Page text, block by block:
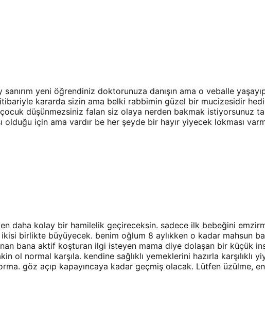
yeni öğrendiniz doktorunuza danışın ama o veballe
kararda sizin ama belki rabbimin güzel bir mucizesidir
düşünmezsiniz falan siz olaya nerden bakmak istiyorsunuz
için ama vardır be her şeyde bir hayır yiyecek lokması
daha kolay bir hamilelik geçireceksin. sadece ilk bebeğini
birlikte büyüyecek. benim oğlum 8 aylıkken o kadar mahsun
bana aktif koşturan ilgi isteyen mama diye dolaşan bir küçük
ol normal karşıla. kendine sağlıklı yemeklerini hazırla karşılıklı
göz açıp kapayıncaya kadar geçmiş olacak. Lütfen üzülme,